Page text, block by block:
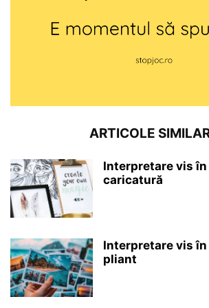
ARTICOLE
Interpretare vis în
caricatură
Interpretare vis în
pliant